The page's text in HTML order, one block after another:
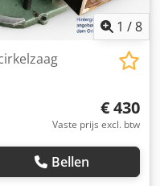
1 /8
€ 430
Vaste prijs excl. btw
Bellen